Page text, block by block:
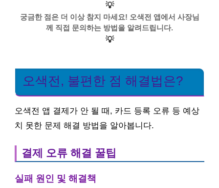
💡
궁금한 점은 더 이상 참지 마세요! 오색전 앱에서 사장님
께 직접 문의하는 방법을 알려드립니다.
💡
오색전, 불편한 점 해결법은?
오색전 앱 결제가 안 될 때, 카드 등록 오류 등 예상
치 못한 문제 해결 방법을 알아봅니다.
결제 오류 해결 꿀팁
실패 원인 및 해결책